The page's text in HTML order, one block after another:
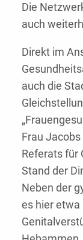
Die
auch
Direkt im
auch die
Frau
Referats für
Stand der
Neben der
es hier etwa